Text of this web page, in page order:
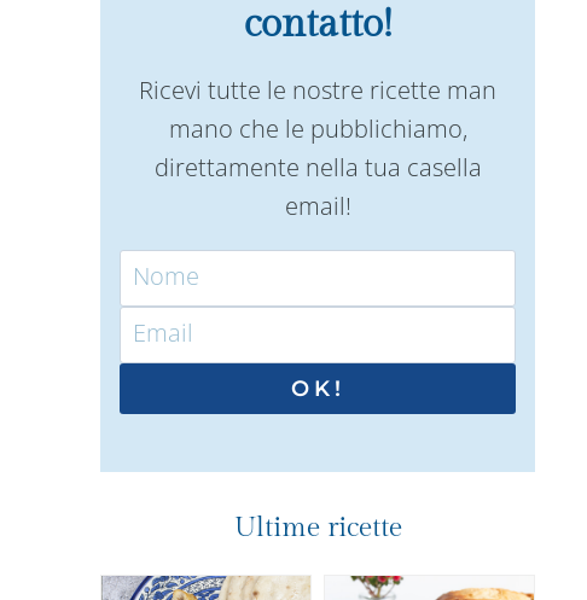
contatto!
Ricevi tutte le nostre ricette man
mano che le pubblichiamo,
direttamente nella tua casella
email!
OK!
Ultime ricette